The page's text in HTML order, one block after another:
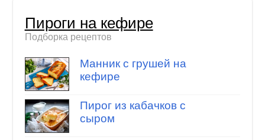
Пироги на кефире
Подборка рецептов
Манник с грушей на
кефире
Пирог из кабачков с
сыром